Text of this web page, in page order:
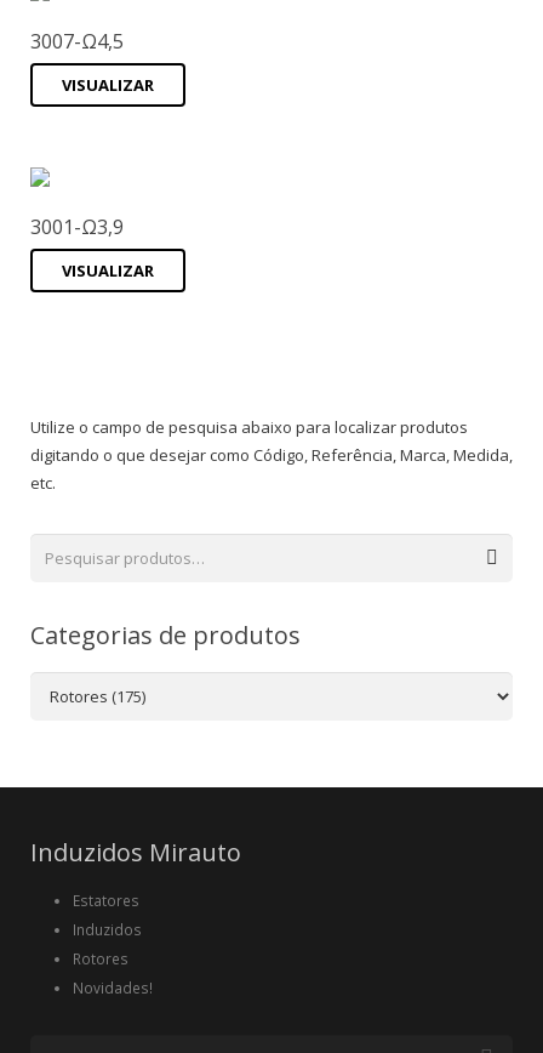
3007-Ω4,5
VISUALIZAR
3001-Ω3,9
VISUALIZAR
Utilize o campo de pesquisa abaixo para localizar produtos
digitando o que desejar como Código, Referência, Marca, Medida,
etc.
Categorias de produtos
Induzidos Mirauto
Estatores
Induzidos
Rotores
Novidades!